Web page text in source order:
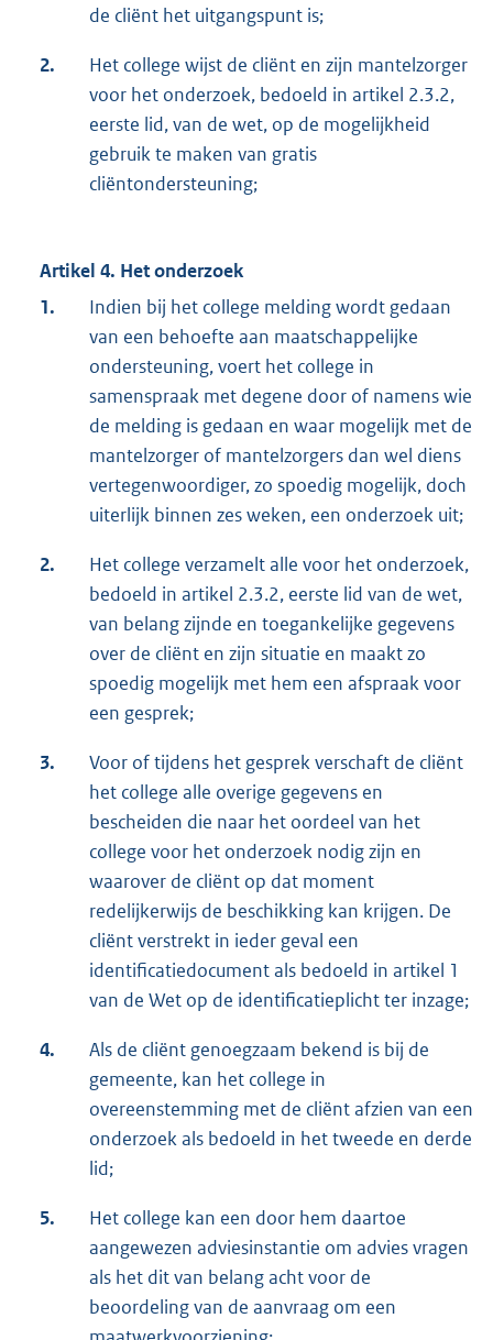
de cliënt het uitgangspunt is;
2.
Het college wijst de cliënt en zijn mantelzorger
voor het onderzoek, bedoeld in artikel 2.3.2,
eerste lid, van de wet, op de mogelijkheid
gebruik te maken van gratis
cliëntondersteuning;
Artikel 4. Het onderzoek
1.
Indien bij het college melding wordt gedaan
van een behoefte aan maatschappelijke
ondersteuning, voert het college in
samenspraak met degene door of namens wie
de melding is gedaan en waar mogelijk met de
mantelzorger of mantelzorgers dan wel diens
vertegenwoordiger, zo spoedig mogelijk, doch
uiterlijk binnen zes weken, een onderzoek uit;
2.
Het college verzamelt alle voor het onderzoek,
bedoeld in artikel 2.3.2, eerste lid van de wet,
van belang zijnde en toegankelijke gegevens
over de cliënt en zijn situatie en maakt zo
spoedig mogelijk met hem een afspraak voor
een gesprek;
3.
Voor of tijdens het gesprek verschaft de cliënt
het college alle overige gegevens en
bescheiden die naar het oordeel van het
college voor het onderzoek nodig zijn en
waarover de cliënt op dat moment
redelijkerwijs de beschikking kan krijgen. De
cliënt verstrekt in ieder geval een
identificatiedocument als bedoeld in artikel 1
van de Wet op de identificatieplicht ter inzage;
4.
Als de cliënt genoegzaam bekend is bij de
gemeente, kan het college in
overeenstemming met de cliënt afzien van een
onderzoek als bedoeld in het tweede en derde
lid;
5.
Het college kan een door hem daartoe
aangewezen adviesinstantie om advies vragen
als het dit van belang acht voor de
beoordeling van de aanvraag om een